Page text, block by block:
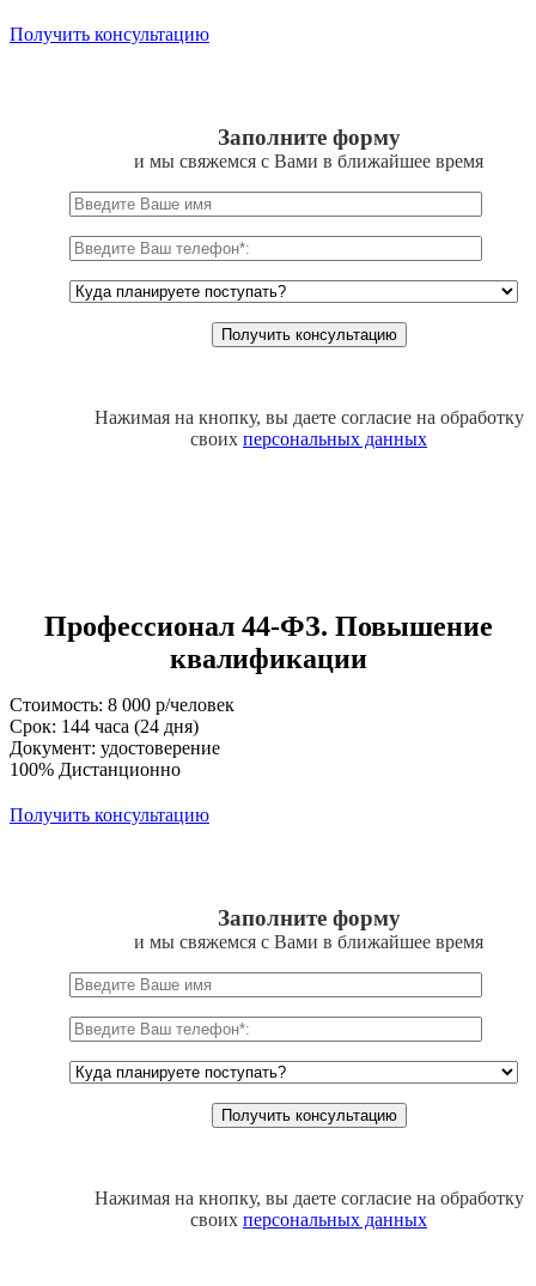
Получить консультацию
Заполните форму
и мы свяжемся с Вами в ближайшее время
Нажимая на кнопку, вы даете согласие на обработку
своих персональных данных
Профессионал 44-ФЗ. Повышение
квалификации
Стоимость: 8 000 р/человек
Срок: 144 часа (24 дня)
Документ: удостоверение
100% Дистанционно
Получить консультацию
Заполните форму
и мы свяжемся с Вами в ближайшее время
Нажимая на кнопку, вы даете согласие на обработку
своих персональных данных